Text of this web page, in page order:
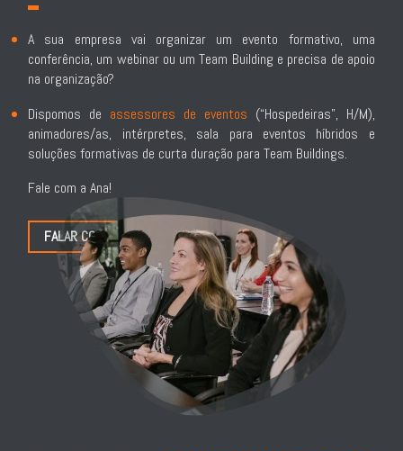
A sua empresa vai organizar um evento formativo, uma
conferência, um webinar ou um Team Building e precisa de apoio
na organização?
Dispomos de assessores de eventos (“Hospedeiras”, H/M),
animadores/as, intérpretes, sala para eventos híbridos e
soluções formativas de curta duração para Team Buildings.
Fale com a Ana!
FALAR COM A ANA